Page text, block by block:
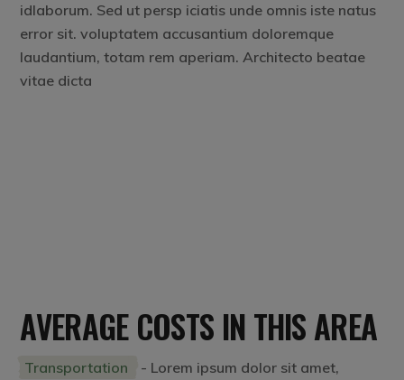
idlaborum. Sed ut persp iciatis unde omnis iste natus
error sit. voluptatem accusantium doloremque
laudantium, totam rem aperiam. Architecto beatae
vitae dicta
AVERAGE COSTS IN THIS AREA
Transportation
- Lorem ipsum dolor sit amet,